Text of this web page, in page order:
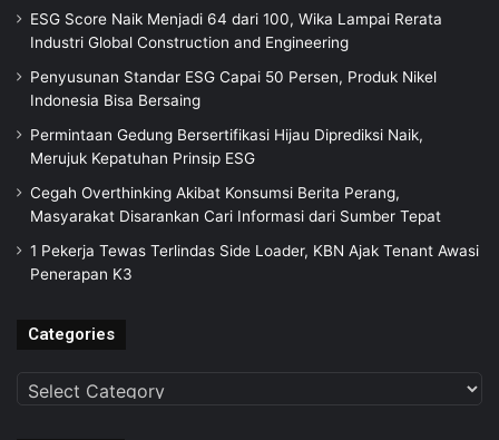
ESG Score Naik Menjadi 64 dari 100, Wika Lampai Rerata
Industri Global Construction and Engineering
Penyusunan Standar ESG Capai 50 Persen, Produk Nikel
Indonesia Bisa Bersaing
Permintaan Gedung Bersertifikasi Hijau Diprediksi Naik,
Merujuk Kepatuhan Prinsip ESG
Cegah Overthinking Akibat Konsumsi Berita Perang,
Masyarakat Disarankan Cari Informasi dari Sumber Tepat
1 Pekerja Tewas Terlindas Side Loader, KBN Ajak Tenant Awasi
Penerapan K3
Categories
Categories